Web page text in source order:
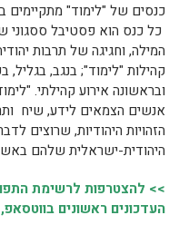
כנסים של "לימוד" מתקיימים
כל כנס הוא פסטיבל ססגוני
המילה, וחגיגה של תרבות
קהילות "לימוד"; בנגב,
ובראשונה אירוע קהילתי.
אנשים הצמאים לידע, שיח
הזהויות היהודיות, שרוצים
היהודית-ישראלית שלהם
>> להצטרפות לרשימת
העדכונים ראשונים